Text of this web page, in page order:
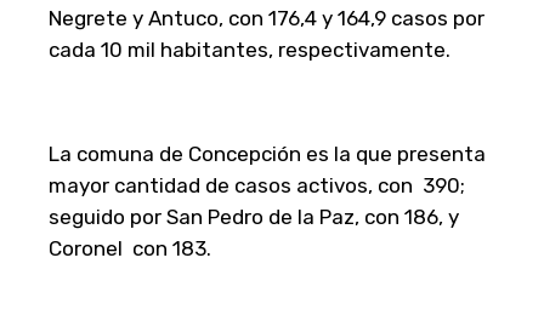
Negrete y Antuco, con 176,4 y 164,9 casos por
cada 10 mil habitantes, respectivamente.
La comuna de Concepción es la que presenta
mayor cantidad de casos activos, con 390;
seguido por San Pedro de la Paz, con 186, y
Coronel con 183.